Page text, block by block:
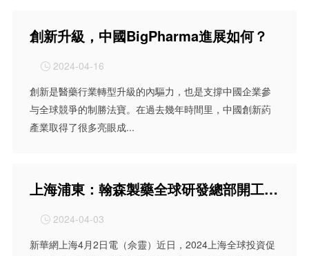
創新升級，中國BigPharma進展如何？
 2024-04-16
創新是醫藥行業轉型升級的內驅力，也是支撐中國企業參
与全球競爭的制勝法寶。在過去幾年時間里，中國創新葯
產業取得了很多亮眼成...
上海浦東：翰森製藥全球研發總部開工建設
 2024-04-03
新華網上海4月2日電（佘靈）近日，2024上海全球投資促